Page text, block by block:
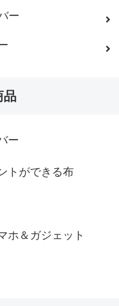
ー
品
ー
トができる布
ホ＆ガジェット